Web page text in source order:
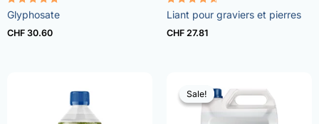
Rated
4.96
out of 5
Glyphosate
CHF 30.60
Rated
4.57
out of 5
Liant pour graviers et pierres
CHF 27.81
Sale!
Sale!